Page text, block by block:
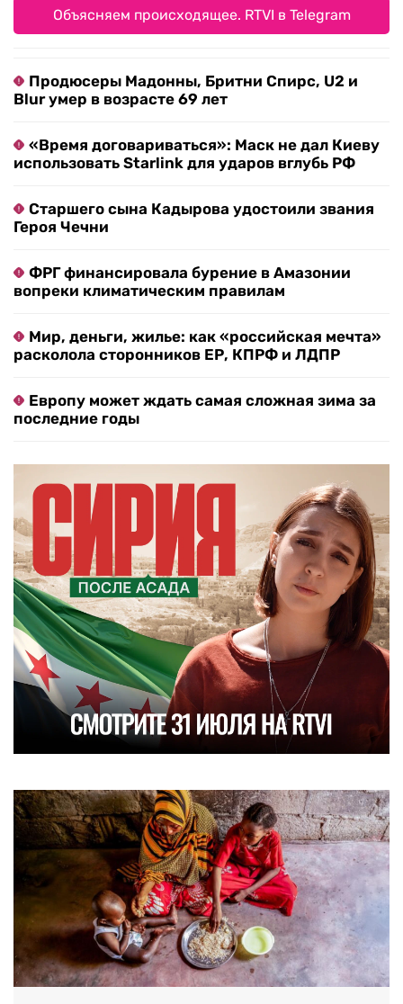
Объясняем происходящее. RTVI в Telegram
Продюсеры Мадонны, Бритни Спирс, U2 и
Blur умер в возрасте 69 лет
«Время договариваться»: Маск не дал Киеву
использовать Starlink для ударов вглубь РФ
Старшего сына Кадырова удостоили звания
Героя Чечни
ФРГ финансировала бурение в Амазонии
вопреки климатическим правилам
Мир, деньги, жилье: как «российская мечта»
расколола сторонников ЕР, КПРФ и ЛДПР
Европу может ждать самая сложная зима за
последние годы